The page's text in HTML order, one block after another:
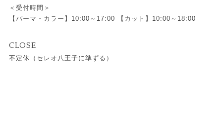
＜受付時間＞
【パーマ・カラー】10:00～17:00 【カット】10:00～18:00
CLOSE
不定休（セレオ八王子に準ずる）